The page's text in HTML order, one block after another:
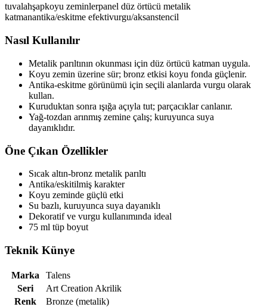
tuvalahşapkoyu zeminlerpanel düz örtücü metalik
katmanantika/eskitme efektivurgu/aksanstencil
Nasıl Kullanılır
Metalik parıltının okunması için düz örtücü katman uygula.
Koyu zemin üzerine sür; bronz etkisi koyu fonda güçlenir.
Antika-eskitme görünümü için seçili alanlarda vurgu olarak
kullan.
Kuruduktan sonra ışığa açıyla tut; parçacıklar canlanır.
Yağ-tozdan arınmış zemine çalış; kuruyunca suya
dayanıklıdır.
Öne Çıkan Özellikler
Sıcak altın-bronz metalik parıltı
Antika/eskitilmiş karakter
Koyu zeminde güçlü etki
Su bazlı, kuruyunca suya dayanıklı
Dekoratif ve vurgu kullanımında ideal
75 ml tüp boyut
Teknik Künye
Marka
Talens
Seri
Art Creation Akrilik
Renk
Bronze (metalik)